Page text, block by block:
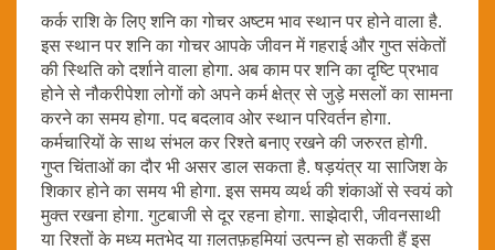
कर्क राशि के लिए शनि का गोचर अष्टम भाव स्थान पर होने वाला है.
इस स्थान पर शनि का गोचर आपके जीवन में गहराई और गुप्त संकेतों
की स्थिति को दर्शाने वाला होगा. अब काम पर शनि का दृष्टि प्रभाव
होने से नौकरीपेशा लोगों को अपने कर्म क्षेत्र से जुड़े मसलों का सामना
करने का समय होगा. पद बदलाव ओर स्थान परिवर्तन होगा.
कर्मचारियों के साथ संभल कर रिश्ते बनाए रखने की जरुरत होगी.
गुप्त चिंताओं का दौर भी असर डाल सकता है. षड़यंत्र या साजिश के
शिकार होने का समय भी होगा. इस समय व्यर्थ की शंकाओं से स्वयं को
मुक्त रखना होगा. गुटबाजी से दूर रहना होगा. साझेदारी, जीवनसाथी
या रिश्तों के मध्य मतभेद या ग़लतफ़हमियां उत्पन्न हो सकती हैं इस